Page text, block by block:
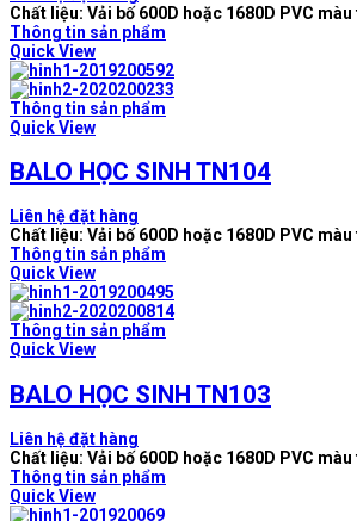
Chất liệu: Vải bố 600D hoặc 1680D PVC
Thông tin sản phẩm
Quick View
Thông tin sản phẩm
Quick View
BALO HỌC SINH TN104
Liên hệ đặt hàng
Chất liệu: Vải bố 600D hoặc 1680D PVC
Thông tin sản phẩm
Quick View
Thông tin sản phẩm
Quick View
BALO HỌC SINH TN103
Liên hệ đặt hàng
Chất liệu: Vải bố 600D hoặc 1680D PVC
Thông tin sản phẩm
Quick View